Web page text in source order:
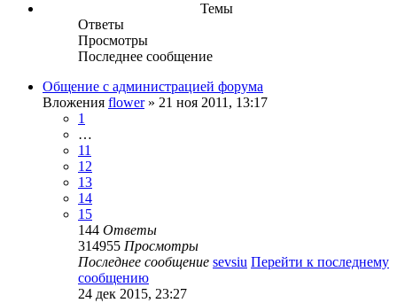
Темы
Ответы
Просмотры
Последнее сообщение
Общение с администрацией форума
Вложения flower» 21 ноя 2011, 13:17
1
…
11
12
13
14
15
144 Ответы
314955 Просмотры
Последнее сообщение sevsiu Перейти к последнему
сообщению
24 дек 2015, 23:27